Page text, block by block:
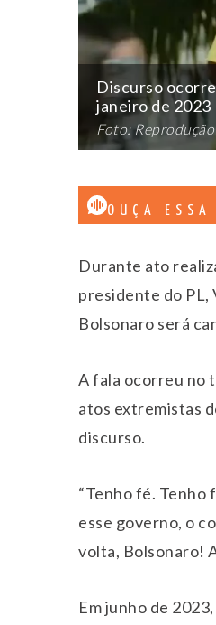
Discurso
janeiro de 2023
Foto: Reprodução
OUÇA
Durante ato
presidente do PL,
Bolsonaro será
A fala ocorreu no
atos extremistas
discurso.
“Tenho fé. Tenho
esse governo, o
volta, Bolsonaro!
Em junho de